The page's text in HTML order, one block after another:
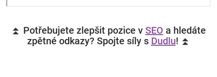
⏫ Potřebujete zlepšit pozice v SEO a hledáte
zpětné odkazy? Spojte síly s Dudlu! ⏫